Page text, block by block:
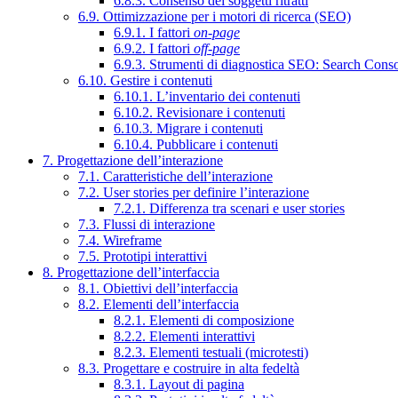
6.9. Ottimizzazione per i motori di ricerca (SEO)
6.9.1. I fattori on-page
6.9.2. I fattori off-page
6.9.3. Strumenti di diagnostica SEO: Search
6.10. Gestire i contenuti
6.10.1. L’inventario dei contenuti
6.10.2. Revisionare i contenuti
6.10.3. Migrare i contenuti
6.10.4. Pubblicare i contenuti
7. Progettazione dell’interazione
7.1. Caratteristiche dell’interazione
7.2. User stories per definire l’interazione
7.2.1. Differenza tra scenari e user stories
7.3. Flussi di interazione
7.4. Wireframe
7.5. Prototipi interattivi
8. Progettazione dell’interfaccia
8.1. Obiettivi dell’interfaccia
8.2. Elementi dell’interfaccia
8.2.1. Elementi di composizione
8.2.2. Elementi interattivi
8.2.3. Elementi testuali (microtesti)
8.3. Progettare e costruire in alta fedeltà
8.3.1. Layout di pagina